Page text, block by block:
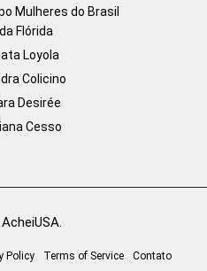
Mulheres do Brasil
Flórida
Loyola
Colicino
Desirée
Cesso
Policy Terms of Service Contato